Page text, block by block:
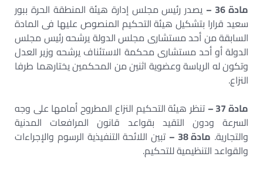
مادة 36 –
يصدر رئيس مجلس إدارة هيئة المنطقة الحرة ببور
سعيد قرارا بتشكيل هيئة التحكيم المنصوص عليها فى المادة
السابقة من أحد مستشارى مجلس الدولة يرشحه رئيس مجلس
الدولة أو أحد مستشارى محكمة الاستئناف يرشحه وزير العدل
وتكون له الرياسة وعضوية اثنين من المحكمين يختارهما طرفا
النزاع.
مادة 37 –
تنظر هيئة التحكيم النزاع المطروح أمامها على وجه
السرعة ودون التقيد بقواعد قانون المرافعات المدنية
والتجارية. مادة 38 –
تبين اللائحة التنفيذية الرسوم والإجراءات
والقواعد التنظيمية للتحكيم.